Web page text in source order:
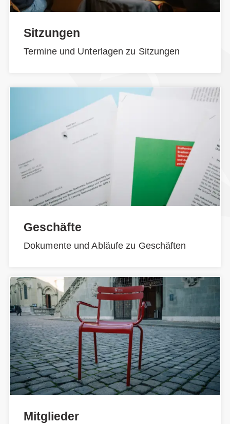
Sitzungen
Termine und Unterlagen zu Sitzungen
Geschäfte
Dokumente und Abläufe zu Geschäften
Mitglieder